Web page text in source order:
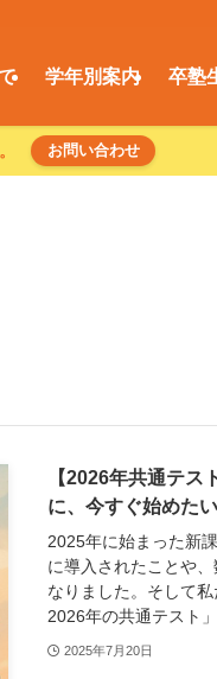
学年別案内 卒塾
お問い合わせ
【2026年共通テ
に、今すぐ始めた
2025年に始まった新
に導入されたことや
なりました。そして
2026年の共通テスト」
2025年7月20日